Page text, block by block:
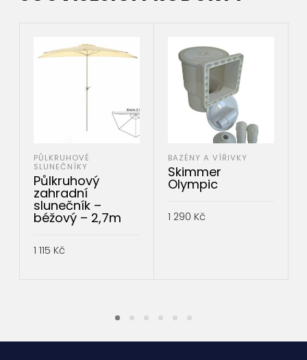
PŮLKRUHOVÉ
SLUNEČNÍKY
Půlkruhový
zahradní
slunečník –
béžový – 2,7m
1 115 Kč
BAZÉNY A VÍŘIVKY
Skimmer
Olympic
1 290 Kč